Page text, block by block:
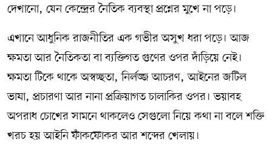
দেখানো, যেন কেন্দ্রের নৈতিক ব্যবস্থা প্রশ্নের মুখে না পড়ে।
এখানে আধুনিক রাজনীতির এক গভীর অসুখ ধরা পড়ে। আজ
ক্ষমতা আর নৈতিকতা বা ব্যক্তিগত গুণের ওপর দাঁড়িয়ে নেই।
ক্ষমতা টিকে থাকে অস্বচ্ছতা, নির্লজ্জ আচরণ, আইনের জটিল
ভাষা, প্রচারণা আর নানা প্রক্রিয়াগত চালাকির ওপর। ভয়াবহ
অপরাধ চোখের সামনে থাকলেও সেগুলো নিয়ে কথা না বলে শক্তি
খরচ হয় আইনি ফাঁকফোকর আর শব্দের খেলায়।